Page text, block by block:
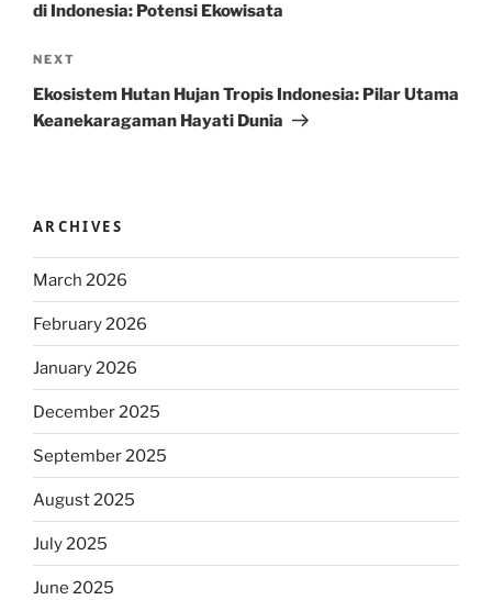
di Indonesia: Potensi Ekowisata
Next
Post
NEXT
Ekosistem Hutan Hujan Tropis Indonesia: Pilar Utama
Keanekaragaman Hayati Dunia
ARCHIVES
March 2026
February 2026
January 2026
December 2025
September 2025
August 2025
July 2025
June 2025